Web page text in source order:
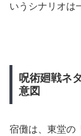
いうシナリオは
呪術廻戦ネ
意図
宿儺は、東堂の